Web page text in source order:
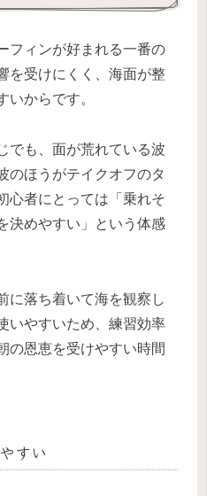
フィンが好まれる一番の
を受けにくく、海面が整
いからです。
でも、面が荒れている波
のほうがテイクオフのタ
心者にとっては「乗れそ
決めやすい」という体感
に落ち着いて海を観察し
いやすいため、練習効率
の恩恵を受けやすい時間
すい